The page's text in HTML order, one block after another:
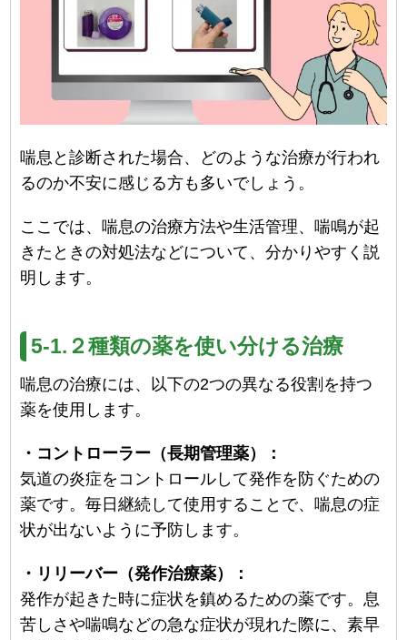
喘息と診断された場合、どのような治療が行われ
るのか不安に感じる方も多いでしょう。
ここでは、喘息の治療方法や生活管理、喘鳴が起
きたときの対処法などについて、分かりやすく説
明します。
5-1.２種類の薬を使い分ける治療
喘息の治療には、以下の2つの異なる役割を持つ
薬を使用します。
・コントローラー（長期管理薬）：
気道の炎症をコントロールして発作を防ぐための
薬です。毎日継続して使用することで、喘息の症
状が出ないように予防します。
・リリーバー（発作治療薬）：
発作が起きた時に症状を鎮めるための薬です。息
苦しさや喘鳴などの急な症状が現れた際に、素早